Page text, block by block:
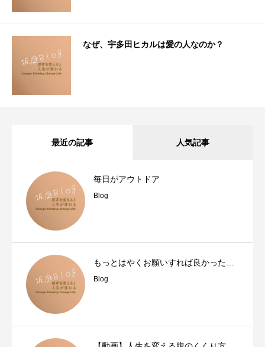
なぜ、宇多田ヒカルは愛の人なのか？
最近の記事 人気記事
毎日がアウトドア
Blog
もっとはやくお願いすれば良かった…
Blog